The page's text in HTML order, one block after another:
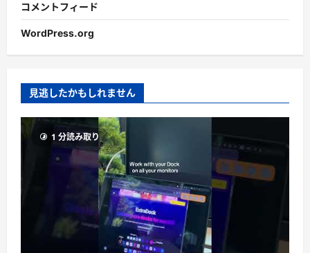
コメントフィード
WordPress.org
見逃したかもしれません
1 分読み取り